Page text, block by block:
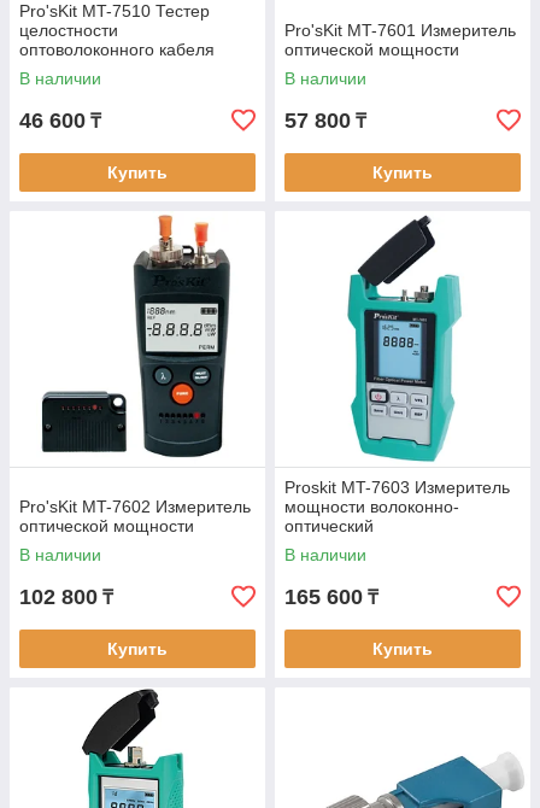
Pro'sKit MT-7510 Тестер
целостности
оптоволоконного кабеля
В наличии
46 600 ₸
Купить
Pro'sKit MT-7601 Измеритель
оптической мощности
В наличии
57 800 ₸
Купить
Pro'sKit MT-7602 Измеритель
оптической мощности
В наличии
102 800 ₸
Купить
Proskit MT-7603 Измеритель
мощности волоконно-
оптический
В наличии
165 600 ₸
Купить